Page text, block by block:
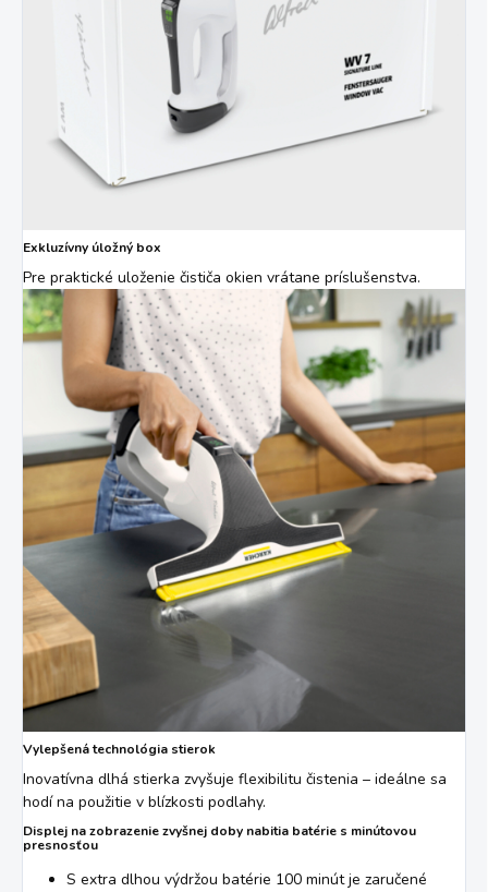
Exkluzívny úložný box
Pre praktické uloženie čističa okien vrátane príslušenstva.
Vylepšená technológia stierok
Inovatívna dlhá stierka zvyšuje flexibilitu čistenia – ideálne sa
hodí na použitie v blízkosti podlahy.
Displej na zobrazenie zvyšnej doby nabitia batérie s minútovou
presnosťou
S extra dlhou výdržou batérie 100 minút je zaručené